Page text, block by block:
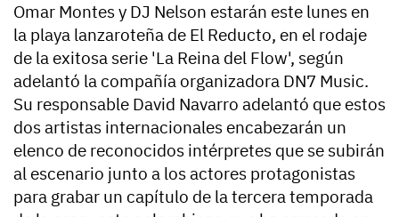
Omar Montes y DJ Nelson estarán este lunes en
la playa lanzaroteña de El Reducto, en el rodaje
de la exitosa serie 'La Reina del Flow', según
adelantó la compañía organizadora DN7 Music.
Su responsable David Navarro adelantó que estos
dos artistas internacionales encabezarán un
elenco de reconocidos intérpretes que se subirán
al escenario junto a los actores protagonistas
para grabar un capítulo de la tercera temporada